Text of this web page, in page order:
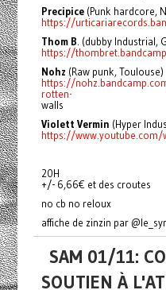
Precipice(Punk hardcore,
https://
Thom B . (dubby Industrial,
https://
Nohz (Raw punk, Toulouse)
https://
rotten-
walls
Violett Vermin (Hyper
https://www.youtube.com/
20H
+/- 6,66€ et des croutes
no cb no reloux
affiche de zinzin par
SAM 01/11:
SOUTIEN À